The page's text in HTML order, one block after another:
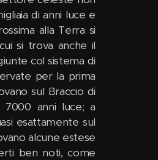
di anni luce e
alla Terra si
si trova anche il
col sistema di
per la prima
sul Braccio di
anni luce; a
esattamente sul
alcune estese
ben noti, come